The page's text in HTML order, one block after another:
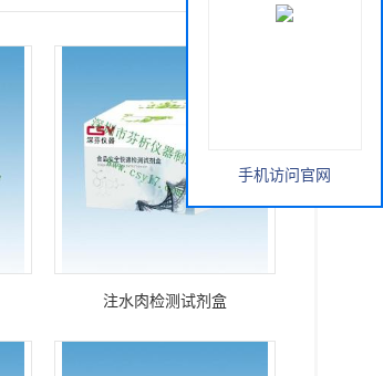
注水肉检测试剂盒
手机访问官网